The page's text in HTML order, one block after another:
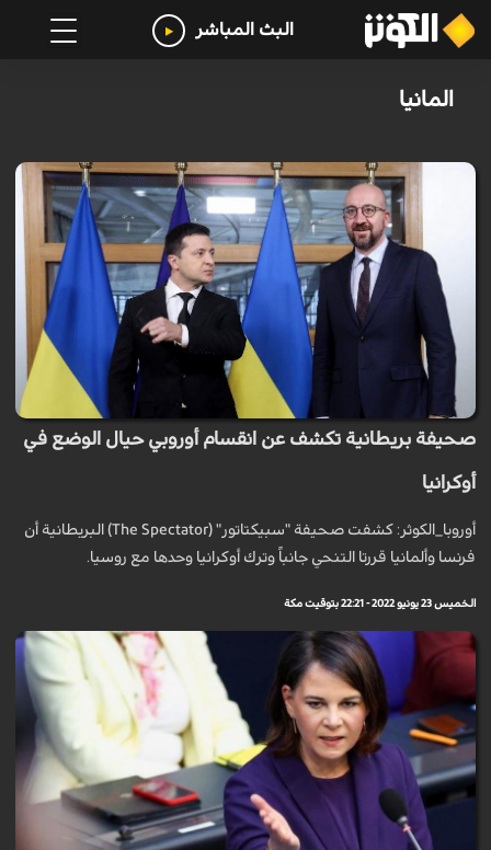
البث المباشر
المانيا
صحيفة بريطانية تكشف عن انقسام أوروبي حيال الوضع في
أوكرانيا
أوروبا_الكوثر: كشفت صحيفة "سبيكتاتور" (The Spectator) البريطانية أن
فرنسا وألمانيا قررتا التنحي جانباً وترك أوكرانيا وحدها مع روسيا.
الخميس 23 يونيو 2022 - 22:21 بتوقيت مكة